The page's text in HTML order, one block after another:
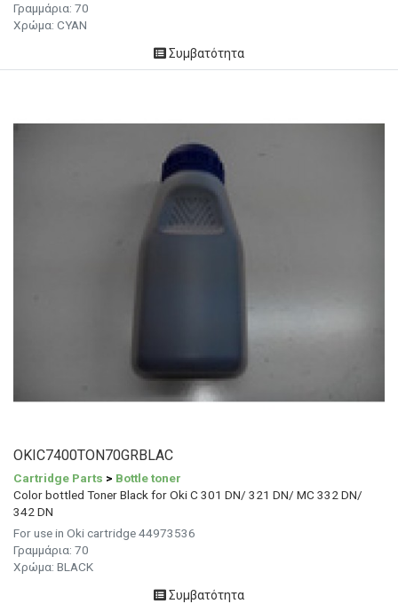
Γραμμάρια: 70
Χρώμα: CYAN
Συμβατότητα
OKIC7400TON70GRBLAC
Cartridge Parts > Bottle toner
Color bottled Toner Black for Oki C 301 DN/ 321 DN/ MC 332 DN/
342 DN
For use in Oki cartridge 44973536
Γραμμάρια: 70
Χρώμα: BLACK
Συμβατότητα